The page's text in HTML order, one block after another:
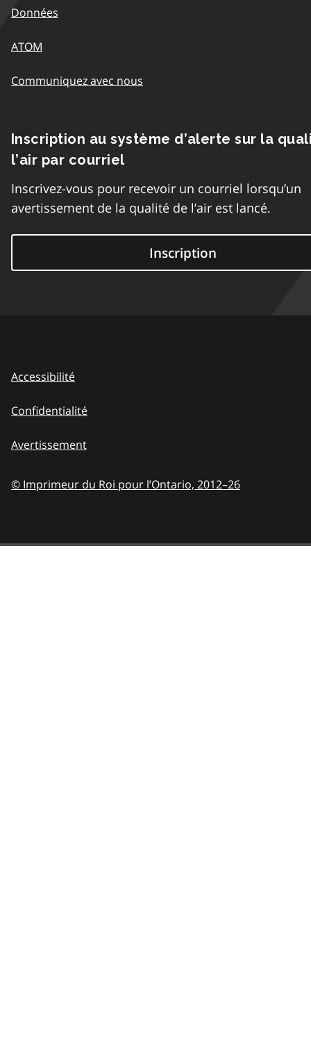
Données
ATOM
Communiquez avec nous
Inscription au système d’alerte sur la
l’air par courriel
Inscrivez-vous pour recevoir un courriel lorsqu’un
avertissement de la qualité de l’air est lancé.
Inscription
Accessibilité
Confidentialité
Avertissement
© Imprimeur du Roi pour l’Ontario, 2012–26